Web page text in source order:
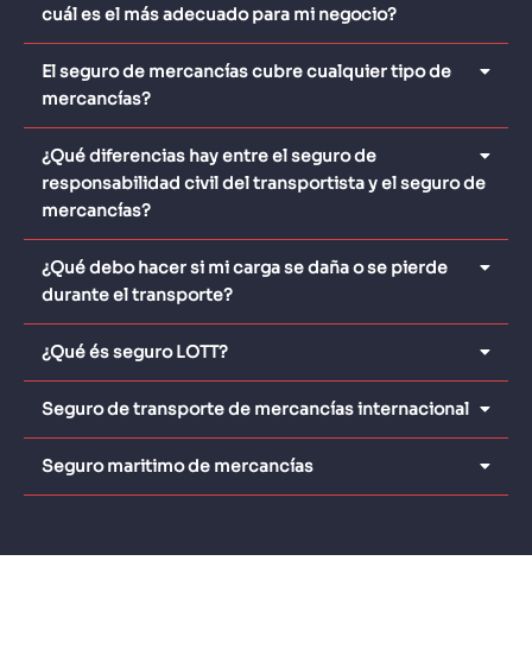
cuál es el más adecuado para mi negocio?
El seguro de mercancías cubre cualquier tipo de
mercancías?
¿Qué diferencias hay entre el seguro de
responsabilidad civil del transportista y el seguro de
mercancías?
¿Qué debo hacer si mi carga se daña o se pierde
durante el transporte?
¿Qué és seguro LOTT?
Seguro de transporte de mercancías internacional
Seguro maritimo de mercancías